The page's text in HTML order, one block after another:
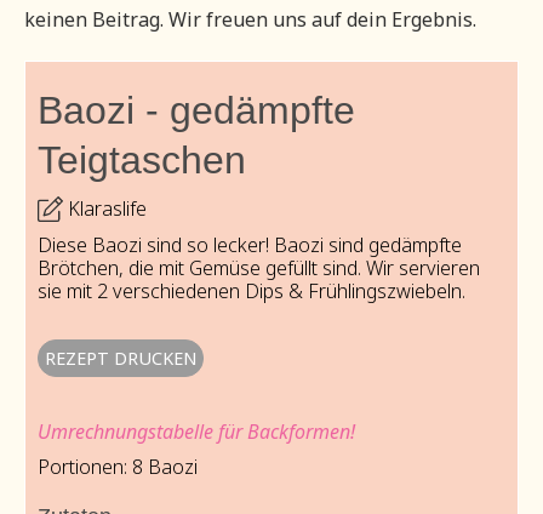
keinen Beitrag. Wir freuen uns auf dein Ergebnis.
Baozi - gedämpfte
Teigtaschen
Klaraslife
Diese Baozi sind so lecker! Baozi sind gedämpfte
Brötchen, die mit Gemüse gefüllt sind. Wir servieren
sie mit 2 verschiedenen Dips & Frühlingszwiebeln.
REZEPT DRUCKEN
Umrechnungstabelle für Backformen!
Portionen: 8 Baozi